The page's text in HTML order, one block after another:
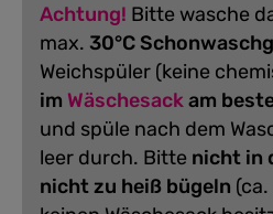
Achtung! Bitte wasche
max. 30°C
Weichspüler (keine
im Wäschesackam
und spüle nach dem
leer durch. Bitte nicht in
nicht zu heiß bügeln